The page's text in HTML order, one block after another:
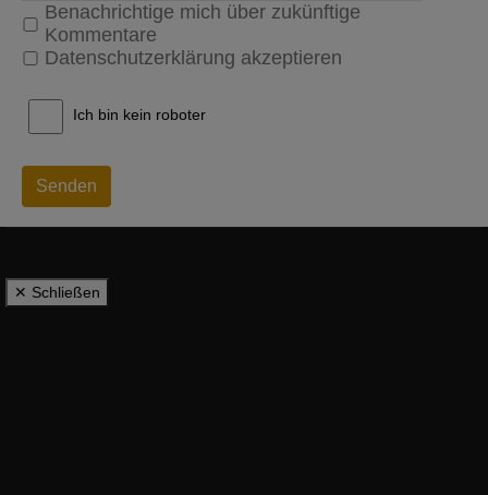
Benachrichtige mich über zukünftige
Kommentare
Datenschutzerklärung akzeptieren
Ich bin kein roboter
Senden
✕ Schließen